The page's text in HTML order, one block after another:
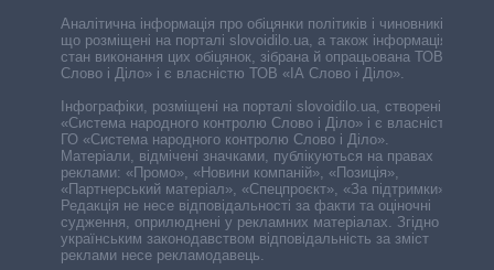
Аналітична інформація про обіцянки політиків і чиновників,
що розміщені на порталі slovoidilo.ua, а також інформація про
стан виконання цих обіцянок, зібрана й опрацьована ТОВ «ІА
Слово і Діло» і є власністю ТОВ «ІА Слово і Діло».
Інфографіки, розміщені на порталі slovoidilo.ua, створені ГО
«Система народного контролю Слово і Діло» і є власністю
ГО «Система народного контролю Слово і Діло».
Матеріали, відмічені значками, публікуються на правах
реклами: «Промо», «Новини компаній», «Позиція»,
«Партнерський матеріал», «Спецпроєкт», «За підтримки».
Редакція не несе відповідальності за факти та оціночні
судження, оприлюднені у рекламних матеріалах. Згідно з
українським законодавством відповідальність за зміст
реклами несе рекламодавець.